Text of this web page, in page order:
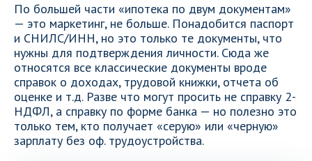
По большей части «ипотека по двум документам»
— это маркетинг, не больше. Понадобится паспорт
и СНИЛС/ИНН, но это только те документы, что
нужны для подтверждения личности. Сюда же
относятся все классические документы вроде
справок о доходах, трудовой книжки, отчета об
оценке и т.д. Разве что могут просить не справку 2-
НДФЛ, а справку по форме банка — но полезно это
только тем, кто получает «серую» или «черную»
зарплату без оф. трудоустройства.